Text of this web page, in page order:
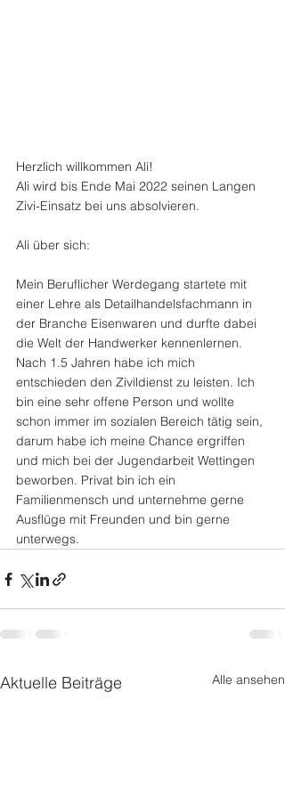
Herzlich willkommen Ali!
Ali wird bis Ende Mai 2022 seinen Langen
Zivi-Einsatz bei uns absolvieren.
Ali über sich:
Mein Beruflicher Werdegang startete mit
einer Lehre als Detailhandelsfachmann in
der Branche Eisenwaren und durfte dabei
die Welt der Handwerker kennenlernen.
Nach 1.5 Jahren habe ich mich
entschieden den Zivildienst zu leisten. Ich
bin eine sehr offene Person und wollte
schon immer im sozialen Bereich tätig sein,
darum habe ich meine Chance ergriffen
und mich bei der Jugendarbeit Wettingen
beworben. Privat bin ich ein
Familienmensch und unternehme gerne
Ausflüge mit Freunden und bin gerne
unterwegs.
Aktuelle Beiträge Alle ansehen